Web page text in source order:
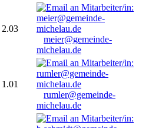
2.03
meier@gemeinde-
michelau.de
1.01
rumler@gemeinde-
michelau.de